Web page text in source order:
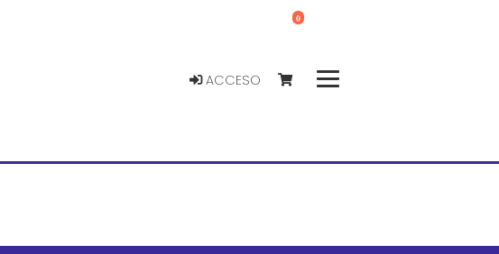
ACCESO
0